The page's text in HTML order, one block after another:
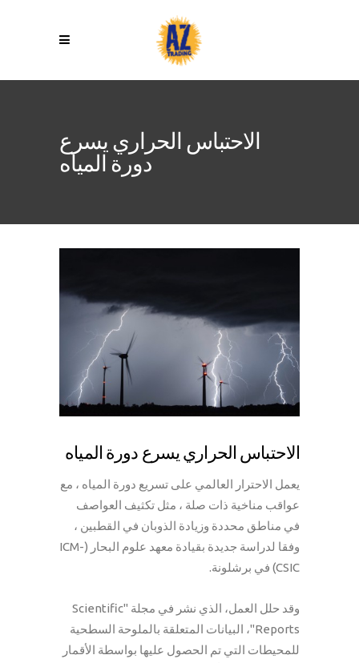
الاحتباس الحراري يسرع
دورة المياه
الاحتباس الحراري يسرع دورة المياه
يعمل الاحترار العالمي على تسريع دورة المياه ، مع
عواقب مناخية ذات صلة ، مثل تكثيف العواصف
في مناطق محددة وزيادة الذوبان في القطبين ،
وفقا لدراسة جديدة بقيادة معهد علوم البحار (ICM-
CSIC) في برشلونة.
وقد حلل العمل، الذي نشر في مجلة "Scientific
Reports"، البيانات المتعلقة بالملوحة السطحية
للمحيطات التي تم الحصول عليها بواسطة الأقمار